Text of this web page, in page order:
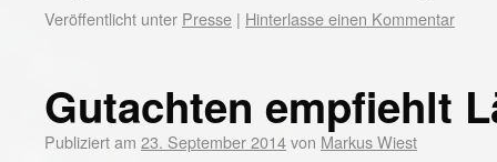
Veröffentlicht unter Presse | Hinterlasse einen Kommentar
Gutachten empfiehlt
Publiziert am 23. September 2014von Markus Wiest